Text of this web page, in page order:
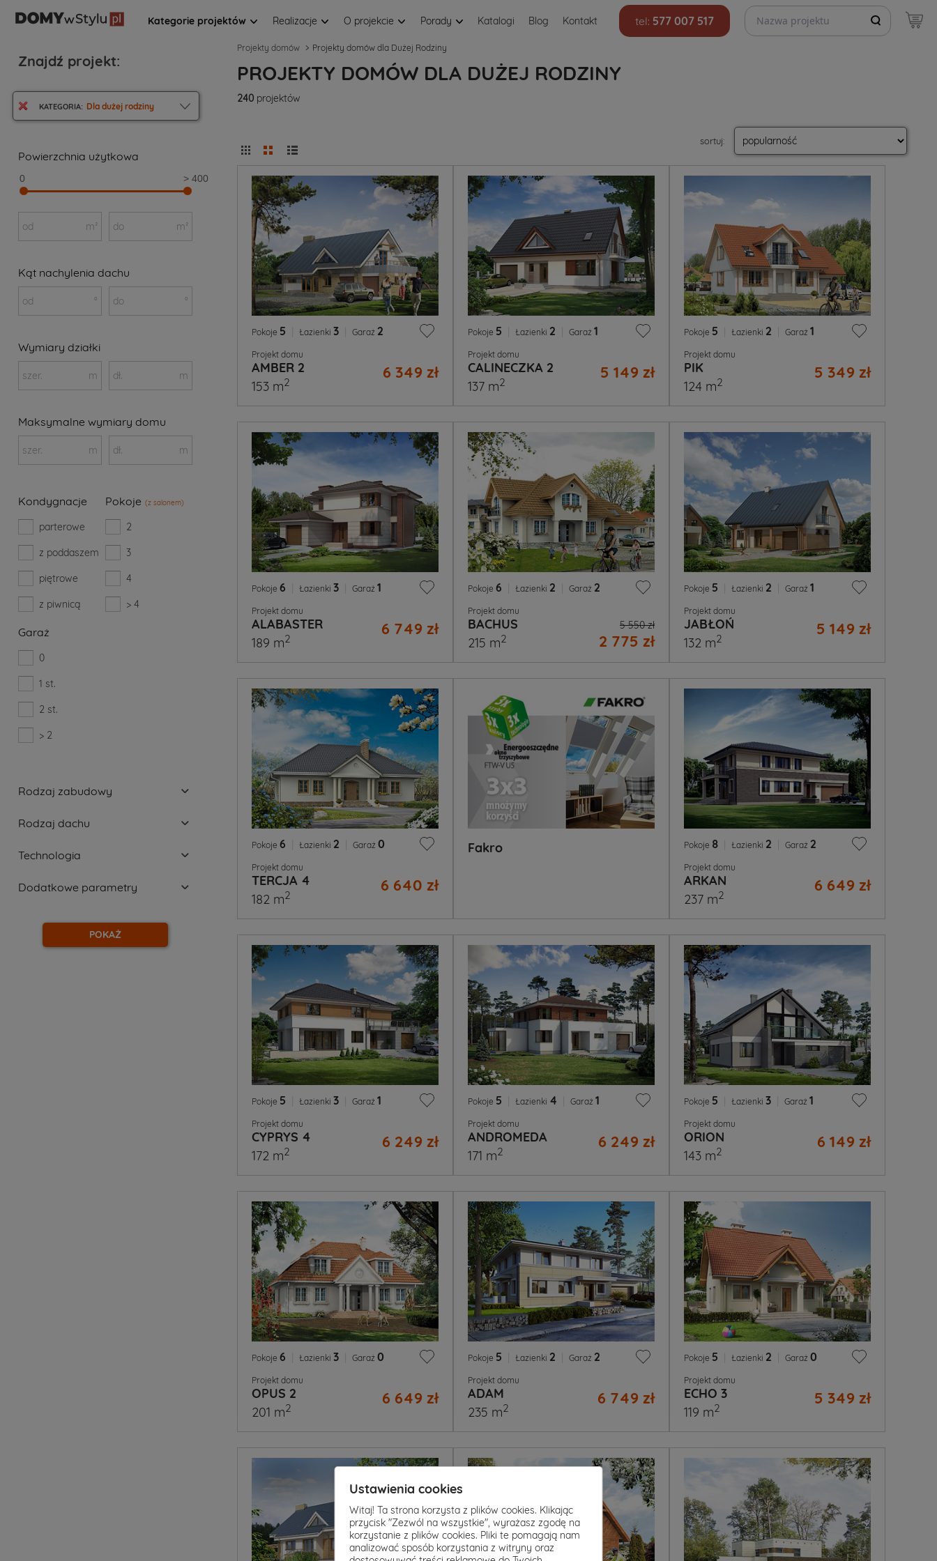
Kategorie projektów Realizacje O projekcie Porady Katalogi Blog Kontakt tel: 577 007 517
Szukaj projektów
Projekty domów Projekty domów dla Dużej Rodziny
PROJEKTY DOMÓW DLA DUŻEJ RODZINY
240 projektów
sortuj:
Pokoje 5 Łazienki 3 Garaż 2
Projekt domu
AMBER 2 6 349 zł
153 m2
Pokoje 5 Łazienki 2 Garaż 1
Projekt domu
CALINECZKA 2 5 149 zł
137 m2
Pokoje 5 Łazienki 2 Garaż 1
Projekt domu
PIK 5 349 zł
124 m2
Pokoje 6 Łazienki 3 Garaż 1
Projekt domu
ALABASTER 6 749 zł
189 m2
Pokoje 6 Łazienki 2 Garaż 2
Projekt domu
BACHUS 5 550 zł
2 775 zł
215 m2
Pokoje 5 Łazienki 2 Garaż 1
Projekt domu
JABŁOŃ 5 149 zł
132 m2
Pokoje 6 Łazienki 2 Garaż 0
Projekt domu
TERCJA 4 6 640 zł
182 m2
Fakro Pokoje 8 Łazienki 2 Garaż 2
Projekt domu
ARKAN 6 649 zł
237 m2
Pokoje 5 Łazienki 3 Garaż 1
Projekt domu
CYPRYS 4 6 249 zł
172 m2
Pokoje 5 Łazienki 4 Garaż 1
Projekt domu
ANDROMEDA 6 249 zł
171 m2
Pokoje 5 Łazienki 3 Garaż 1
Projekt domu
ORION 6 149 zł
143 m2
Pokoje 6 Łazienki 3 Garaż 0
Projekt domu
OPUS 2 6 649 zł
201 m2
Pokoje 5 Łazienki 2 Garaż 2
Projekt domu
ADAM 6 749 zł
235 m2
Pokoje 5 Łazienki 2 Garaż 0
Projekt domu
ECHO 3 5 349 zł
119 m2
Znajdź projekt:
KATEGORIA: Dla dużej rodziny
Powierzchnia użytkowa
0 > 400
od m² do m²
Kąt nachylenia dachu
od ° do °
Wymiary działki
szer. m dł. m
Maksymalne wymiary domu
szer. m dł. m
Kondygnacje
parterowe
z poddaszem
piętrowe
z piwnicą
Pokoje (z salonem)
2
3
4
> 4
Garaż
0
1 st.
2 st.
> 2
Rodzaj zabudowy
Rodzaj dachu
Technologia
Dodatkowe parametry
POKAŻ
Ustawienia cookies
Witaj! Ta strona korzysta z plików cookies. Klikając
przycisk "Zezwól na wszystkie", wyrażasz zgodę na
korzystanie z plików cookies. Pliki te pomagają nam
analizować sposób korzystania z witryny oraz